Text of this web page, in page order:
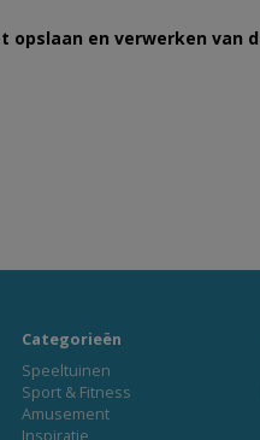
opslaan en verwerken van
Categorieën
Speeltuinen
Sport & Fitness
Amusement
Inspiratie